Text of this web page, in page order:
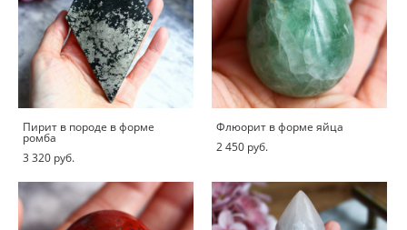
Пирит в породе в форме
ромба
3 320 pуб.
Флюорит в форме яйца
2 450 pуб.